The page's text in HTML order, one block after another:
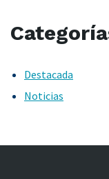
Destacada
Noticias